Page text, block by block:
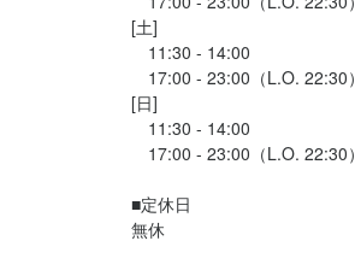
[土]
11:30 - 14:00
17:00 - 23:00（L.O. 22:30）
[日]
11:30 - 14:00
17:00 - 23:00（L.O. 22:30）
■定休日
無休